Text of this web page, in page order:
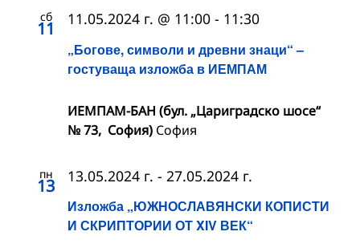
сб
11
„Богове, символи и древни знаци“ –
гостуваща изложба в ИЕМПАМ
11.05.2024 г. @ 11:00 - 11:30
ИЕМПАМ-БАН (бул. „Цариградско шосе“
№ 73, София) София
пн
13
Изложба „ЮЖНОСЛАВЯНСКИ КОПИСТИ
И СКРИПТОРИИ ОТ XIV ВЕК“
13.05.2024 г. - 27.05.2024 г.